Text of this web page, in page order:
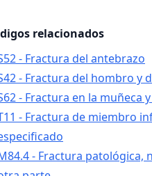
relacionados
- Fractura del antebrazo
- Fractura del hombro y
- Fractura en la muñeca
- Fractura de miembro
- Fractura patológica,